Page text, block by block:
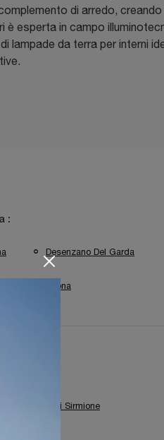
di arredo,
è esperta in campo
lampade da terra per interni
:
Desenzano Del Garda
Verona
Cantori Sirmione